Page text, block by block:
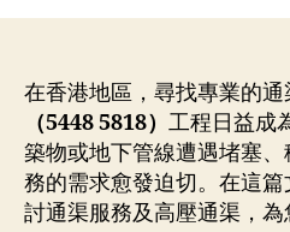
在香港地區，尋找專業的通
（5448 5818） 工程日益成
築物或地下管線遭遇堵塞
務的需求愈發迫切。在這
討通渠服務及高壓通渠，為